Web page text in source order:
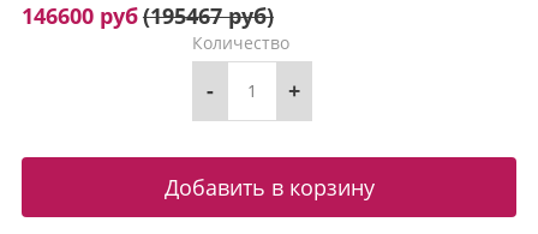
146600 руб(195467 руб)
Количество
- +